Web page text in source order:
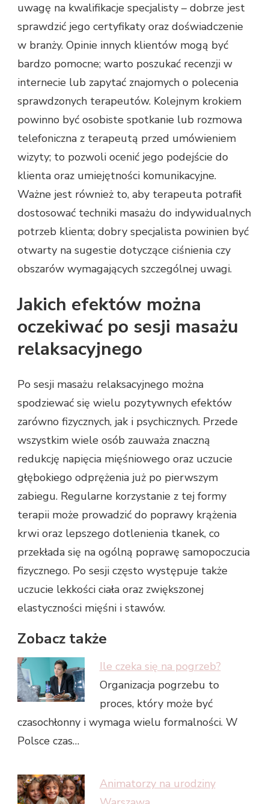
uwagę na kwalifikacje specjalisty – dobrze jest
sprawdzić jego certyfikaty oraz doświadczenie
w branży. Opinie innych klientów mogą być
bardzo pomocne; warto poszukać recenzji w
internecie lub zapytać znajomych o polecenia
sprawdzonych terapeutów. Kolejnym krokiem
powinno być osobiste spotkanie lub rozmowa
telefoniczna z terapeutą przed umówieniem
wizyty; to pozwoli ocenić jego podejście do
klienta oraz umiejętności komunikacyjne.
Ważne jest również to, aby terapeuta potrafił
dostosować techniki masażu do indywidualnych
potrzeb klienta; dobry specjalista powinien być
otwarty na sugestie dotyczące ciśnienia czy
obszarów wymagających szczególnej uwagi.
Jakich efektów można
oczekiwać po sesji masażu
relaksacyjnego
Po sesji masażu relaksacyjnego można
spodziewać się wielu pozytywnych efektów
zarówno fizycznych, jak i psychicznych. Przede
wszystkim wiele osób zauważa znaczną
redukcję napięcia mięśniowego oraz uczucie
głębokiego odprężenia już po pierwszym
zabiegu. Regularne korzystanie z tej formy
terapii może prowadzić do poprawy krążenia
krwi oraz lepszego dotlenienia tkanek, co
przekłada się na ogólną poprawę samopoczucia
fizycznego. Po sesji często występuje także
uczucie lekkości ciała oraz zwiększonej
elastyczności mięśni i stawów.
Zobacz także
Ile czeka się na pogrzeb?
Organizacja pogrzebu to
proces, który może być
czasochłonny i wymaga wielu formalności. W
Polsce czas…
Animatorzy na urodziny